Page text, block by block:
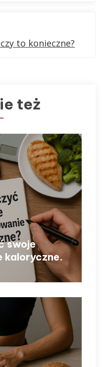
to konieczne?
też
swoje
kaloryczne.